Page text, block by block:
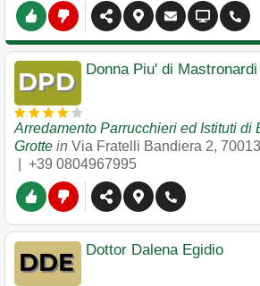
Donna Piu' di
Arredamento Parrucchieri ed Istituti di
Grotte in Via Fratelli Bandiera 2, 70013
+39 0804967995
Dottor Dalena Egidio